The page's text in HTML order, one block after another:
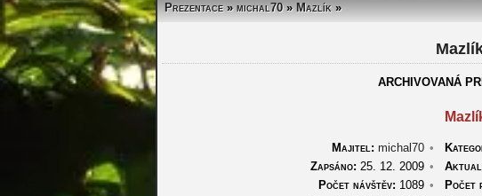
Prezentace»michal70»Mazlík»
ARCHIVOVANÁ
Majitel: michal70 •
Zapsáno: 25. 12. 2009 •
Počet návštěv: 1089 • Počet